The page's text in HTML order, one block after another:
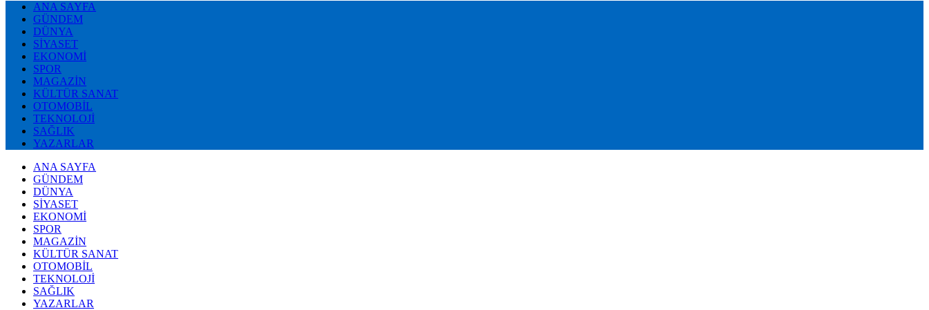
ANA SAYFA
GÜNDEM
DÜNYA
SİYASET
EKONOMİ
SPOR
MAGAZİN
KÜLTÜR SANAT
OTOMOBİL
TEKNOLOJİ
SAĞLIK
YAZARLAR
ANA SAYFA
GÜNDEM
DÜNYA
SİYASET
EKONOMİ
SPOR
MAGAZİN
KÜLTÜR SANAT
OTOMOBİL
TEKNOLOJİ
SAĞLIK
YAZARLAR